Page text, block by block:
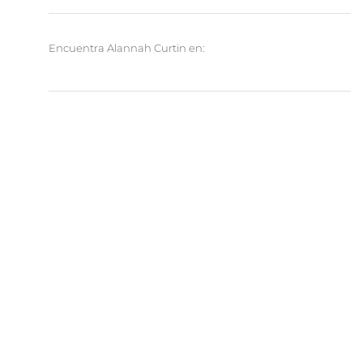
Encuentra Alannah Curtin en: